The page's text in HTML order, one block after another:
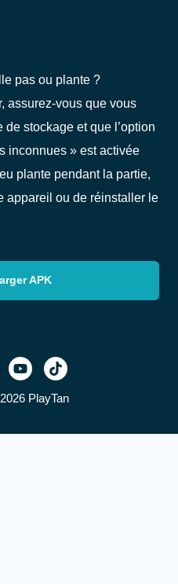
pas ou plante ?
assurez-vous que vous
de stockage et que l’option
inconnues » est activée
plante pendant la partie,
appareil ou de réinstaller le
APK
PlayTan